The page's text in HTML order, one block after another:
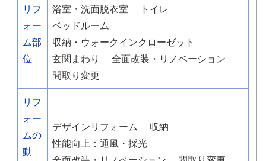
リフ
ォー
ム部
位
浴室・洗面脱衣室
トイレ
ベッドルーム
収納・ウォークインクローゼット
玄関まわり
全面改装・リノベーション
間取り変更
リフ
ォー
ムの
動
デザインリフォーム
収納
性能向上：通風・採光